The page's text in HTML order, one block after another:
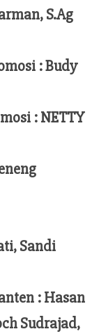
S.Ag
:Budy
:NETTY
Sandi
: Hasan
Sudrajad,